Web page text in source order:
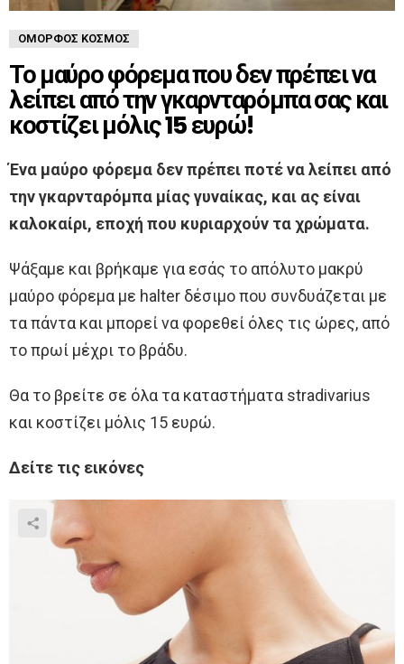
ΌΜΟΡΦΟΣ ΚΌΣΜΟΣ
Το μαύρο φόρεμα που δεν πρέπει να
λείπει από την γκαρνταρόμπα σας και
κοστίζει μόλις 15 ευρώ!
Ένα μαύρο φόρεμα δεν πρέπει ποτέ να λείπει από
την γκαρνταρόμπα μίας γυναίκας, και ας είναι
καλοκαίρι, εποχή που κυριαρχούν τα χρώματα.
Ψάξαμε και βρήκαμε για εσάς το απόλυτο μακρύ
μαύρο φόρεμα με halter δέσιμο που συνδυάζεται με
τα πάντα και μπορεί να φορεθεί όλες τις ώρες, από
το πρωί μέχρι το βράδυ.
Θα το βρείτε σε όλα τα καταστήματα stradivarius
και κοστίζει μόλις 15 ευρώ.
Δείτε τις εικόνες